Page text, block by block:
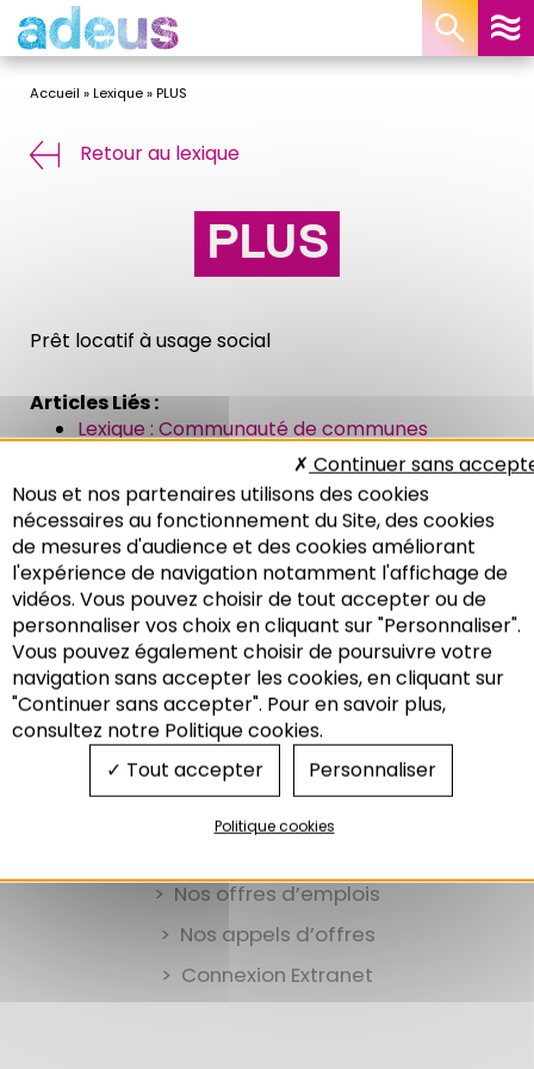
Recherche
Accueil »Lexique»PLUS
Retour au lexique
PLUS
Prêt locatif à usage social
Articles Liés :
Lexique : Communauté de communes
Lexique : QPV
Lexique : Renouvellement Urbain
Lexique : Réseau urbain
Nos offres d’emplois
Nos appels d’offres
Connexion Extranet
Panneau de gestion des cookies
Nous et nos partenaires utilisons des cookies
nécessaires au fonctionnement du Site, des cookies
de mesures d'audience et des cookies améliorant
l'expérience de navigation notamment l'affichage de
vidéos. Vous pouvez choisir de tout accepter ou de
personnaliser vos choix en cliquant sur "Personnaliser".
Vous pouvez également choisir de poursuivre votre
navigation sans accepter les cookies, en cliquant sur
"Continuer sans accepter". Pour en savoir plus,
consultez notre Politique cookies.
Tout accepter
Continuer sans
Personnaliser
Politique cookies